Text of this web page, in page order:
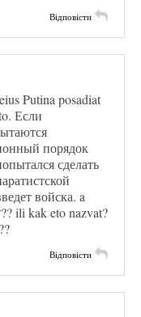
Відповісти
Putina posadiat
Если
порядок
сделать
войска. a
ili kak eto nazvat?
Відповісти